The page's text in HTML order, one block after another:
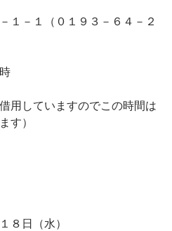
１（０１９３－６４－２
ていますのでこの時間は
す）
日（水）